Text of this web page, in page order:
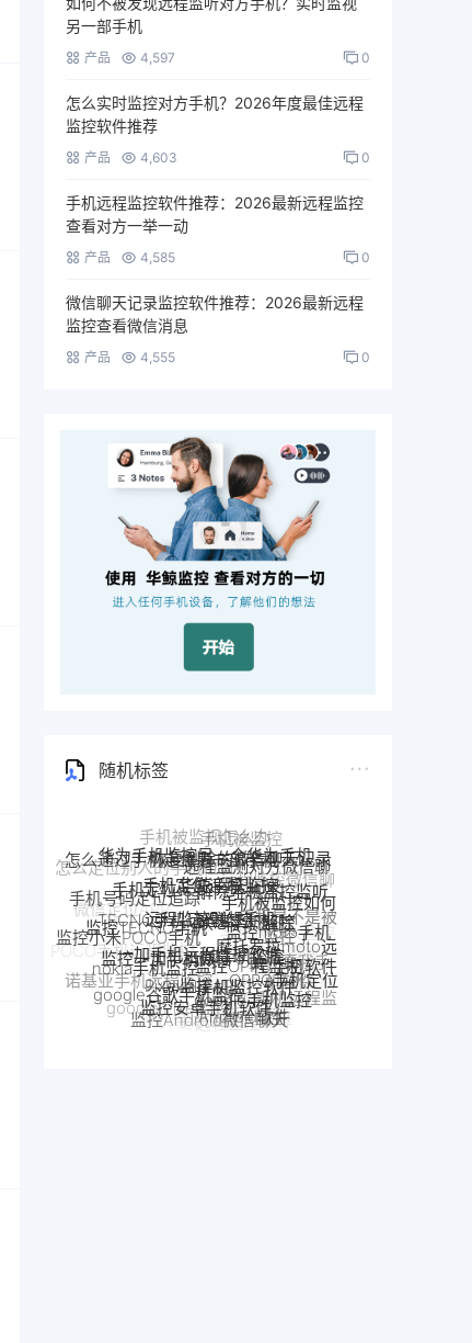
另一部手机
产品 4,597 0
怎么实时监控对方手机？2026年度最佳远程
监控软件推荐
产品 4,603 0
手机远程监控软件推荐：2026最新远程监控
查看对方一举一动
产品 4,585 0
微信聊天记录监控软件推荐：2026最新远程
监控查看微信消息
产品 4,555 0
随机标签
怎么通过手机定位另一部手机
华为手机监控另一个华为手机
恢复删除的微信聊天记录
远程监测对方微信聊
天记录
手机号码定位追踪
手机定位app
手机定位追踪
华鲸手机监控
解除手机监控监听
手机被监控如何
解除
手机是不是被
监控了
手机被别人监控
了怎么解除
POCO手机远程监控
监控小米POCO手机
监控TECNO手机
TECNO手机远程监控
远程监控联想手机
联想手机监控
监控moto手机
摩托罗拉moto远
程监控
监控真我手
机软件
真我手机远程监控
别人手机
realme手机监控
怎么远程监控中兴手机
中兴myos手机监控
魅族手机怎么远程监控另一台手机
魅族手机监控
诺基亚手机远程监控
nokia手机监控
监控一加手机微信
一加手机远程监控软件
一加手机监控
监控OPPO手机软件
OPPO手机定位
OPPO手机远程监
控
手机窃听
VIVO远程监控软件
VIVO手机监控
google Pixel监控
google谷歌手机监控
Pixel监控APP
Pixel手机监控软件
google手机监控
Android软件
监控Android微信聊天
监控安卓手机软件